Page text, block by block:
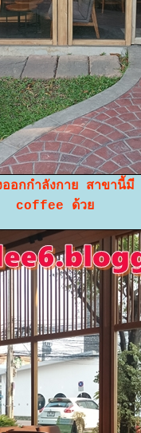
งออกกำลังกาย สา
coffee ด้ว